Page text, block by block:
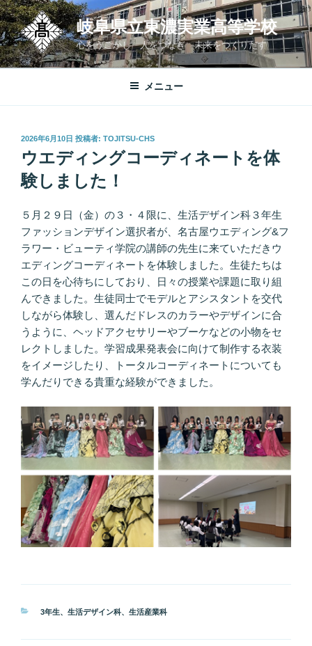
コ
ン
テ
ン
ス
岐阜県立東濃実業高等学校
心をうごかし 人をつなぎ 未来をつくりだす
メニュー
投
日:
2026年6月10日 投稿者: TOJITSU-CHS
ウエディングコーディネートを体
験しました！
５月２９日（金）の３・４限に、生活デザイン科３年生
ファッションデザイン選択者が、名古屋ウエディング&フ
ラワー・ビューティ学院の講師の先生に来ていただきウ
エディングコーディネートを体験しました。生徒たちは
この日を心待ちにしており、日々の授業や課題に取り組
んできました。生徒同士でモデルとアシスタントを交代
しながら体験し、選んだドレスのカラーやデザインに合
うように、ヘッドアクセサリーやブーケなどの小物をセ
レクトしました。学習成果発表会に向けて制作する衣装
をイメージしたり、トータルコーディネートについても
学んだりできる貴重な経験ができました。
カ
3年生、 生活デザイン科、 生活産業科